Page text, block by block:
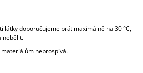
látky doporučujeme prát maximálně na 30 °C,
nebělit.
materiálům neprospívá.